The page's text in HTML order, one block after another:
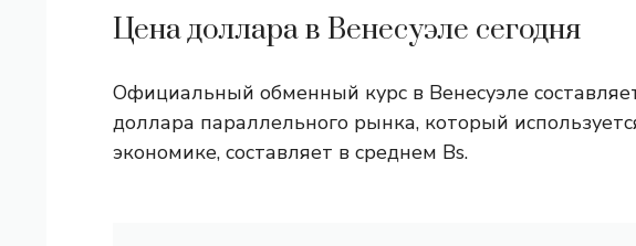
Цена доллара в Венесуэле сегодня
Официальный обменный курс в Венесуэле
доллара параллельного рынка, который
экономике, составляет в среднем Bs.